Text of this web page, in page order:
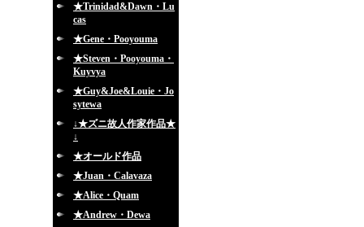
★Trinidad&Dawn・Lu
cas
★Gene・Pooyouma
★Steven・Pooyouma・
Kuyvya
★Guy&Joe&Louie・Jo
sytewa
↓★ズニ故人作家作品★
↓
★オールド作品
★Juan・Calavaza
★Alice・Quam
★Andrew・Dewa